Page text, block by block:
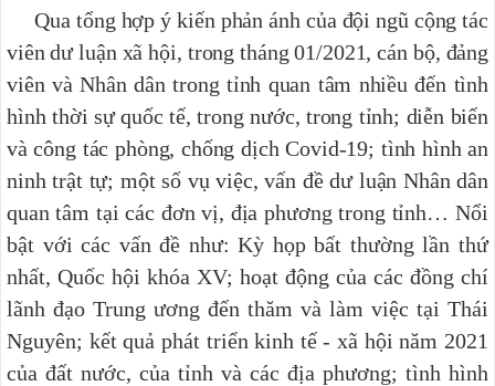
Qua tổng hợp ý kiến phản ánh của đội ngũ cộng tác
viên dư luận xã hội, trong tháng 01/2021, cán bộ, đảng
viên và Nhân dân trong tỉnh quan tâm nhiều đến tình
hình thời sự quốc tế, trong nước, trong tỉnh; diễn biến
và công tác phòng, chống dịch Covid-19; tình hình an
ninh trật tự; một số vụ việc, vấn đề dư luận Nhân dân
quan tâm tại các đơn vị, địa phương trong tỉnh… Nổi
bật với các vấn đề như: Kỳ họp bất thường lần thứ
nhất, Quốc hội khóa XV; hoạt động của các đồng chí
lãnh đạo Trung ương đến thăm và làm việc tại Thái
Nguyên; kết quả phát triển kinh tế - xã hội năm 2021
của đất nước, của tỉnh và các địa phương; tình hình